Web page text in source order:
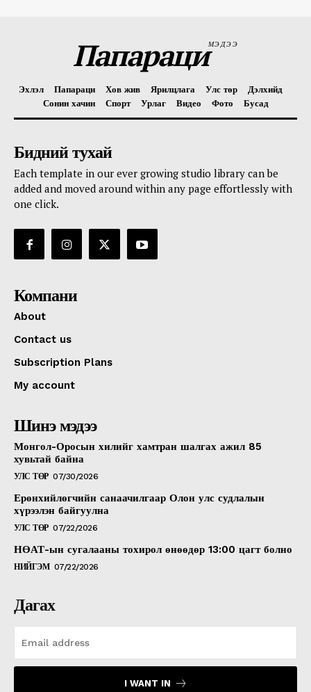
ПапарациМЭДЭЭ
Эхлэл Папараци Хов жив Ярилцлага Улс төр
Дэлхийд
Сонин хачин
Спорт Урлаг Видео Фото Бусад
Бидний тухай
Each template in our ever growing studio library can be
added and moved around within any page effortlessly with
one click.
Компани
About
Contact us
Subscription Plans
My account
Шинэ мэдээ
Монгол-Оросын хилийг хамтран шалгах ажил 85
хувьтай байна
УЛС ТӨР 07/30/2026
Ерөнхийлөгчийн санаачилгаар Олон улс судлалын
хүрээлэн байгуулна
УЛС ТӨР 07/22/2026
НӨАТ-ын сугалааны тохирол өнөөдөр 13:00 цагт болно
НИЙГЭМ 07/22/2026
Дагах
I WANT IN